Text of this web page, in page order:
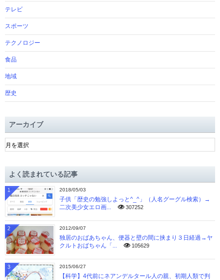
テレビ
スポーツ
テクノロジー
食品
地域
歴史
アーカイブ
ア
ー
ブよく読まれている記事
2018/05/03
子供「歴史の勉強しよっと^_^」（人名グーグル検索）→
二次美少女エロ画...
307252
1
2012/09/07
独居のおばあちゃん、便器と壁の間に挟まり３日経過→ヤ
クルトおばちゃん「...
105629
2
2015/06/27
【科学】4代前にネアンデルタール人の親、初期人類で判
3